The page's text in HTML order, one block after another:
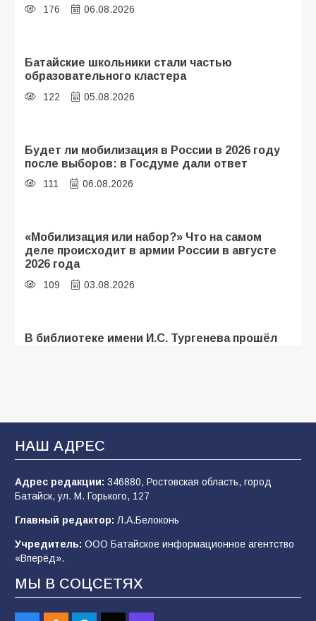
176 06.08.2026
Батайские школьники стали частью
образовательного кластера
122 05.08.2026
Будет ли мобилизация в России в 2026 году
после выборов: в Госдуме дали ответ
111 06.08.2026
«Мобилизация или набор?» Что на самом
деле происходит в армии России в августе
2026 года
109 03.08.2026
В библиотеке имени И.С. Тургенева прошёл
В Батайске продолжаются дорожные работы
108 04.08.2026
В детском саду № 35 дети освоили
строительные профессии в ходе
спортивного праздника
91
Батайским спортсменам вручили награды
НАШ АДРЕС
Адрес редакции: 346880, Ростовская область, город
Батайск, ул. М. Горького, 127
Главный редактор: Л.А.Белоконь
Учредитель: ООО Батайское информационное агентство
«Вперёд».
МЫ В СОЦСЕТЯХ